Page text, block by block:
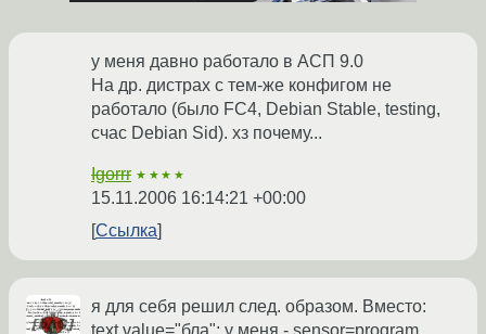
у меня давно работало в АСП 9.0
На др. дистрах с тем-же конфигом не
работало (было FC4, Debian Stable, testing,
счас Debian Sid). хз почему...
Igorrr ★★★★
15.11.2006 16:14:21 +00:00
Ссылка
я для себя решил след. образом. Вместо: